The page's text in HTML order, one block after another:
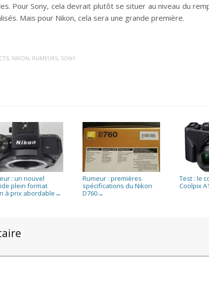
Pour Sony, cela devrait plutôt se situer au niveau du
Mais pour Nikon, cela sera une grande première.
, NIKON, RUMEURS, SONY
: un nouvel
plein format
à prix abordable →
Rumeur : premières
spécifications du Nikon
D760→
Test : le
Coolpix